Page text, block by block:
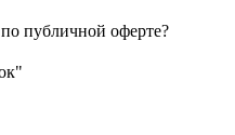
публичной оферте?